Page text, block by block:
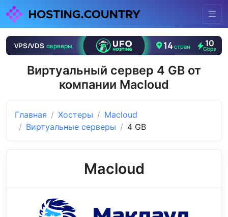
Виртуальный сервер 4 GB от
компании Macloud
Главная Хостеры
Macloud
Виртуальные серверы
4 GB
Macloud